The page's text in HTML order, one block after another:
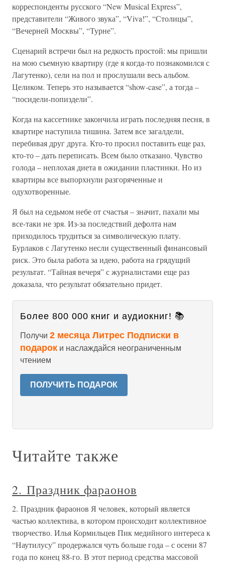
корреспонденты русского “New Musical Express”,
представители “Живого звука”, “Viva!”, “Столицы”,
“Вечерней Москвы”, “Турне”.
Сценарий встречи был на редкость простой: мы пришли
на мою съемную квартиру (где я когда-то познакомился с
Лагутенко), сели на пол и прослушали весь альбом.
Целиком. Теперь это называется “show-case”, а тогда –
“посидели-попиздели”.
Когда на кассетнике закончила играть последняя песня, в
квартире наступила тишина. Затем все загалдели,
перебивая друг друга. Кто-то просил поставить еще раз,
кто-то – дать переписать. Всем было отказано. Чувство
голода – неплохая диета в ожидании пластинки. Но из
квартиры все выпорхнули разгоряченные и
одухотворенные.
Я был на седьмом небе от счастья – значит, пахали мы
все-таки не зря. Из-за последствий дефолта нам
приходилось трудиться за символическую плату.
Бурлаков с Лагутенко несли существенный финансовый
риск. Это была работа за идею, работа на грядущий
результат. “Тайная вечеря” с журналистами еще раз
доказала, что результат обязательно придет.
Более 800 000 книг и аудиокниг! 📚
Получи 2 месяца Литрес Подписки в
подарок и наслаждайся неограниченным
чтением
ПОЛУЧИТЬ ПОДАРОК
Читайте также
2. Праздник фараонов
2. Праздник фараонов Я человек, который является
частью коллектива, в котором происходит коллективное
творчество. Илья Кормильцев Пик медийного интереса к
“Наутилусу” продержался чуть больше года – с осени 87
года по конец 88-го. В этот период средства массовой